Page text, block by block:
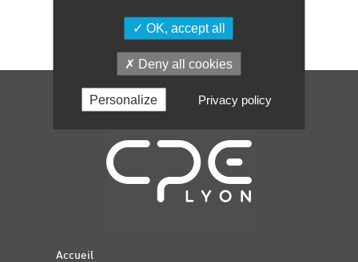
Navigation
Accueil
OK, accept all
Deny all cookies
Personalize Privacy policy